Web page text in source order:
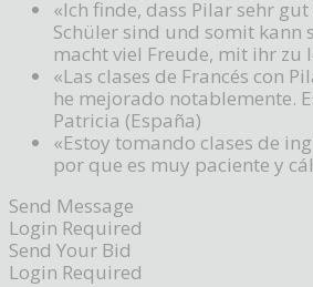
«Ich finde, dass Pilar sehr
Schüler sind und somit kann
macht viel Freude, mit ihr zu
«Las clases de Francés con
he mejorado notablemente.
Patricia (España)
«Estoy tomando clases de
por que es muy paciente y
Send Message
Login Required
Send Your Bid
Login Required